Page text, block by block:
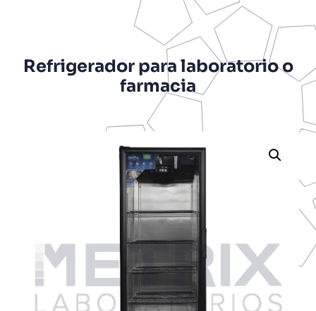
Refrigerador para laboratorio o
farmacia